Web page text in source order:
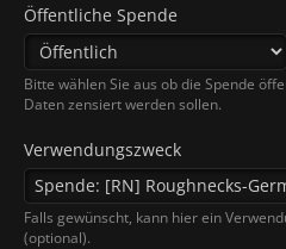
Öffentliche Spende
Bitte wählen Sie aus ob die Spende
Daten zensiert werden sollen.
Verwendungszweck
Falls gewünscht, kann hier ein
(optional).